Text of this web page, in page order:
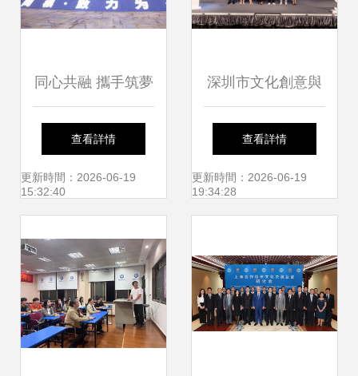
同心共融 攜手筑夢
——第九屆“兩岸同
根 致力為公”系列
川廣安成功舉辦
查看詳情
更新時間：2026-06-19
15:32:40
深圳市文化創意與
設計聯合會揚帆起
航，共筑文化藝術
查看詳情
更新時間：2026-06-19
19:34:28